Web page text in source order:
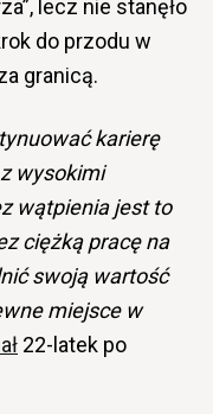
lecz nie stanęło
do przodu w
granicą.
karierę
wysokimi
wątpienia jest to
ciężką pracę na
swoją wartość
miejsce w
22-latek po